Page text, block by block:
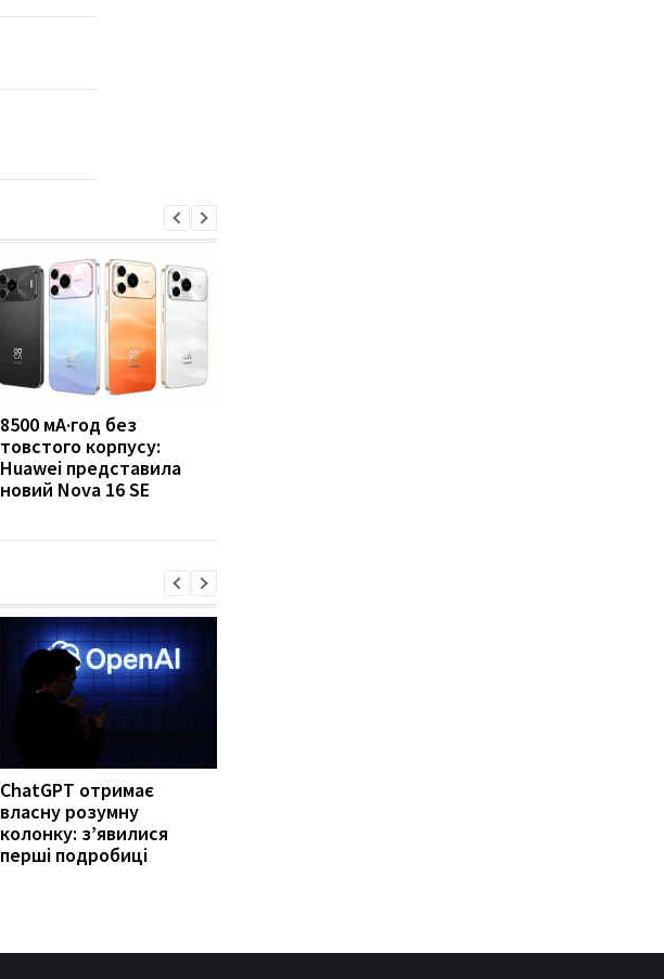
8500 мА·год без
товстого корпусу:
Huawei представила
новий Nova 16 SE
ChatGPT отримає
власну розумну
колонку: з’явилися
перші подробиці